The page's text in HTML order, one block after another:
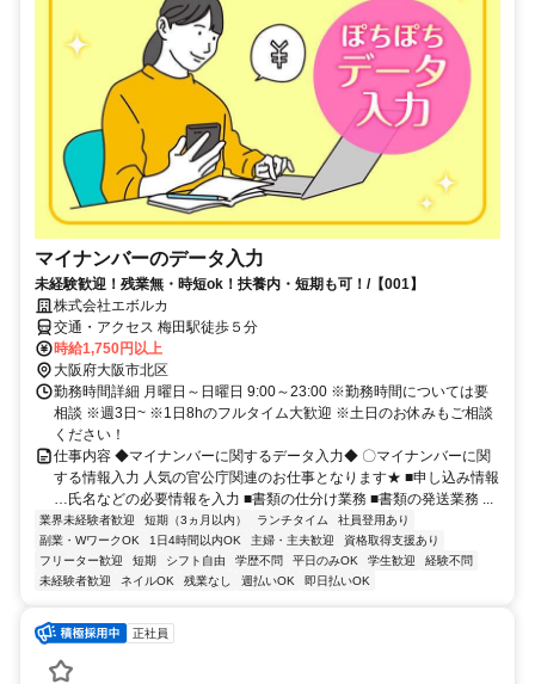
マイナンバーのデータ入力
未経験歓迎！残業無・時短ok！扶養内・短期も可！/【001】
株式会社エボルカ
交通・アクセス 梅田駅徒歩５分
時給1,750円以上
大阪府大阪市北区
勤務時間詳細 月曜日～日曜日 9:00～23:00 ※勤務時間については要
相談 ※週3日~ ※1日8hのフルタイム大歓迎 ※土日のお休みもご相談
ください！
仕事内容 ◆マイナンバーに関するデータ入力◆ 〇マイナンバーに関
する情報入力 人気の官公庁関連のお仕事となります★ ■申し込み情報
…氏名などの必要情報を入力 ■書類の仕分け業務 ■書類の発送業務 ...
業界未経験者歓迎 短期（3ヵ月以内） ランチタイム
社員登用あり
副業・WワークOK
1日4時間以内OK 主婦・主夫歓迎
資格取得支援あり
フリーター歓迎
短期 シフト自由 学歴不問 平日のみOK 学生歓迎
経験不問
未経験者歓迎
ネイルOK 残業なし 週払いOK 即日払いOK
正社員